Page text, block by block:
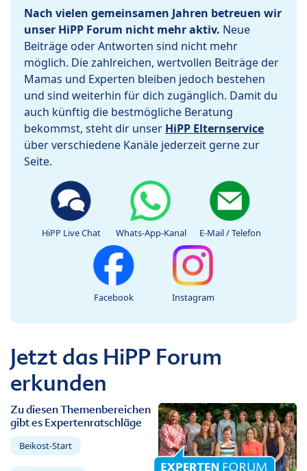
Nach vielen gemeinsamen Jahren betreuen wir
unser HiPP Forum nicht mehr aktiv. Neue
Beiträge oder Antworten sind nicht mehr
möglich. Die zahlreichen, wertvollen Beiträge der
Mamas und Experten bleiben jedoch bestehen
und sind weiterhin für dich zugänglich. Damit du
auch künftig die bestmögliche Beratung
bekommst, steht dir unser HiPP Elternservice
über verschiedene Kanäle jederzeit gerne zur
Seite.
HiPP Live Chat Whats-App-Kanal E-Mail / Telefon
Facebook Instagram
Jetzt das HiPP Forum
erkunden
Zu diesen Themenbereichen
gibt es Expertenratschläge
Beikost-Start